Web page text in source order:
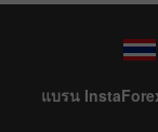
Hide chart
8 August 2025 - 8
แบรน